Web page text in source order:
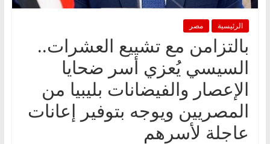
الرئيسية مصر
بالتزامن مع تشييع العشرات..
السيسي يُعزي أسر ضحايا
الإعصار والفيضانات بليبيا من
المصريين ويوجه بتوفير إعانات
عاجلة لأسرهم